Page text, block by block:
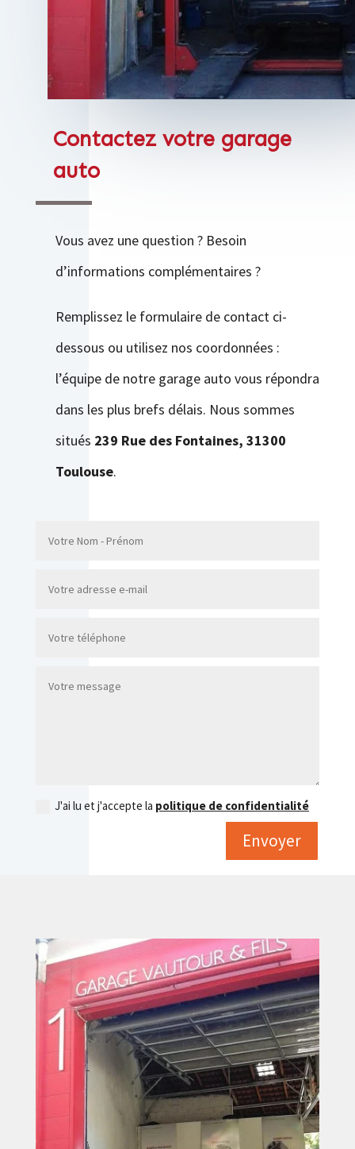
Contactez votre garage
auto
Vous avez une question ? Besoin
d’informations complémentaires ?
Remplissez le formulaire de contact ci-
dessous ou utilisez nos coordonnées :
l’équipe de notre garage auto vous répondra
dans les plus brefs délais. Nous sommes
situés 239 Rue des Fontaines, 31300
Toulouse.
J'ai lu et j'accepte la politique de confidentialité
Envoyer